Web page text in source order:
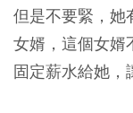
但是不要緊，她
女婿，這個女婿
固定薪水給她，